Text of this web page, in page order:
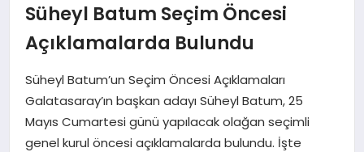
EĞITIM
SAĞLIK
DÜNYA
Süheyl Batum Seçim Öncesi
Açıklamalarda Bulundu
Süheyl Batum’un Seçim Öncesi Açıklamaları
Galatasaray’ın başkan adayı Süheyl Batum, 25
Mayıs Cumartesi günü yapılacak olağan seçimli
genel kurul öncesi açıklamalarda bulundu. İşte